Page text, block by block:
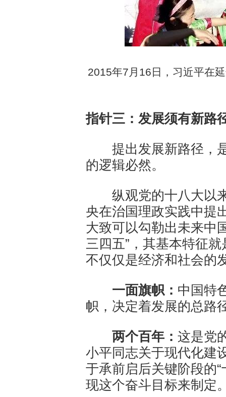
2015年7月16日，习近平在
指针三：发展须有新路
提出发展新路径，是
的逻辑必然。
纵观党的十八大以来
央在治国理政实践中提
大致可以勾勒出未来
三四五”，其基本特征
不仅仅是经济和社会的
一面旗帜： 中国特
帜，决定着发展的总路
两个百年： 这是党
小平同志关于现代化建
于承前启后关键阶段的
现这个奋斗目标来制定